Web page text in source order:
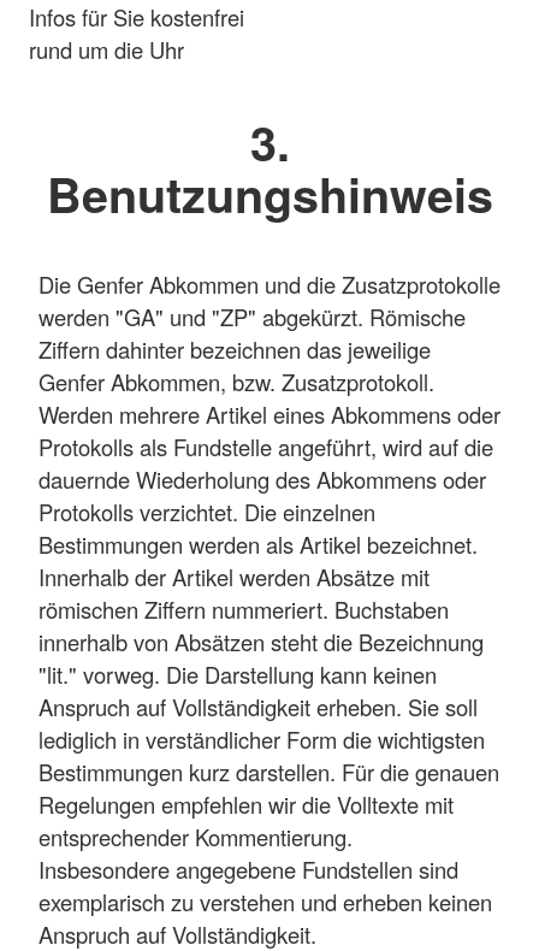
Infos für Sie kostenfrei
rund um die Uhr
3.
Benutzungshinweis
Die Genfer Abkommen und die Zusatzprotokolle
werden "GA" und "ZP" abgekürzt. Römische
Ziffern dahinter bezeichnen das jeweilige
Genfer Abkommen, bzw. Zusatzprotokoll.
Werden mehrere Artikel eines Abkommens oder
Protokolls als Fundstelle angeführt, wird auf die
dauernde Wiederholung des Abkommens oder
Protokolls verzichtet. Die einzelnen
Bestimmungen werden als Artikel bezeichnet.
Innerhalb der Artikel werden Absätze mit
römischen Ziffern nummeriert. Buchstaben
innerhalb von Absätzen steht die Bezeichnung
"lit." vorweg. Die Darstellung kann keinen
Anspruch auf Vollständigkeit erheben. Sie soll
lediglich in verständlicher Form die wichtigsten
Bestimmungen kurz darstellen. Für die genauen
Regelungen empfehlen wir die Volltexte mit
entsprechender Kommentierung.
Insbesondere angegebene Fundstellen sind
exemplarisch zu verstehen und erheben keinen
Anspruch auf Vollständigkeit.